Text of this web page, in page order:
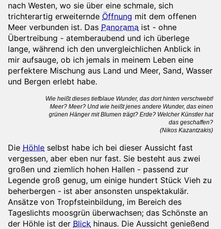
nach Westen, wo sie über eine schmale, sich
trichterartig erweiternde Öffnung mit dem offenen
Meer verbunden ist. Das Panorama ist - ohne
Übertreibung - atemberaubend und ich überlege
lange, während ich den unvergleichlichen Anblick in
mir aufsauge, ob ich jemals in meinem Leben eine
perfektere Mischung aus Land und Meer, Sand, Wasser
und Bergen erlebt habe.
Wie heißt dieses tiefblaue Wunder, das dort hinten verschwebt!
Meer? Meer? Und wie heißt jenes andere Wunder, das einen
grünen Hänger mit Blumen trägt? Erde? Welcher Künstler hat
das geschaffen?
(Nikos Kazantzakis)
Die Höhle selbst habe ich bei dieser Aussicht fast
vergessen, aber eben nur fast. Sie besteht aus zwei
großen und ziemlich hohen Hallen - passend zur
Legende groß genug, um einige hundert Stück Vieh zu
beherbergen - ist aber ansonsten unspektakulär.
Ansätze von Tropfsteinbildung, im Bereich des
Tageslichts moosgrün überwachsen; das Schönste an
der Höhle ist der Blick hinaus. Die Aussicht genießend